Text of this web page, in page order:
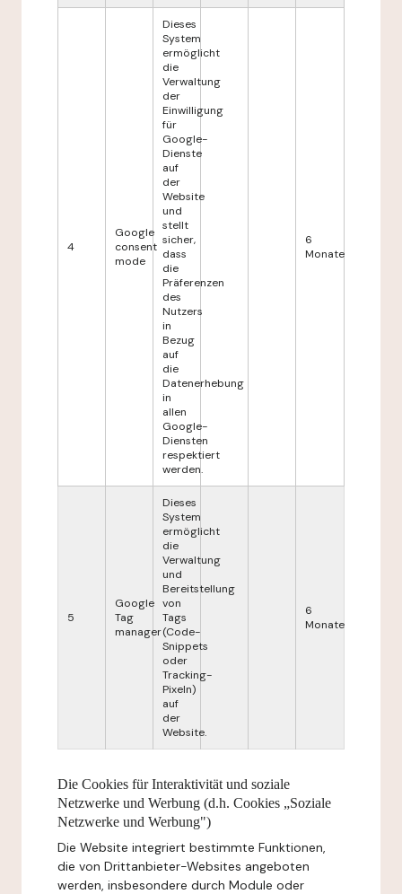
4
Google
consent
mode
Dieses
System
ermöglicht
die
Verwaltung
der
Einwilligung
für
Google-
Dienste
auf
der
Website
und
stellt
sicher,
dass
die
Präferenzen
des
Nutzers
in
Bezug
auf
die
Datenerhebung
in
allen
Google-
Diensten
respektiert
werden.
6
Monate
5
Google
Tag
manager
Dieses
System
ermöglicht
die
Verwaltung
und
Bereitstellung
von
Tags
(Code-
Snippets
oder
Tracking-
Pixeln)
auf
der
Website.
6
Monate
Die Cookies für Interaktivität und soziale
Netzwerke und Werbung (d.h. Cookies „Soziale
Netzwerke und Werbung")
Die Website integriert bestimmte Funktionen,
die von Drittanbieter-Websites angeboten
werden, insbesondere durch Module oder